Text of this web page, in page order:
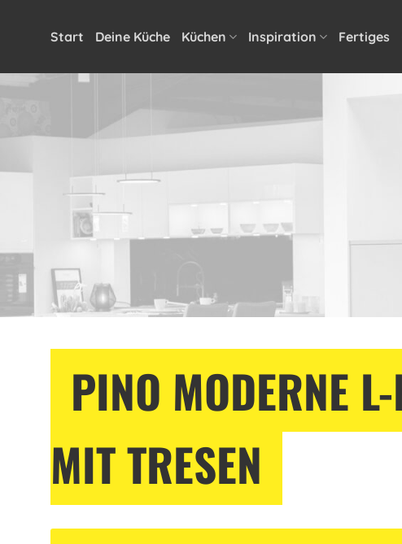
Start Deine Küche Küchen Inspiration Fertiges
PINO MODERNE
MIT TRESEN